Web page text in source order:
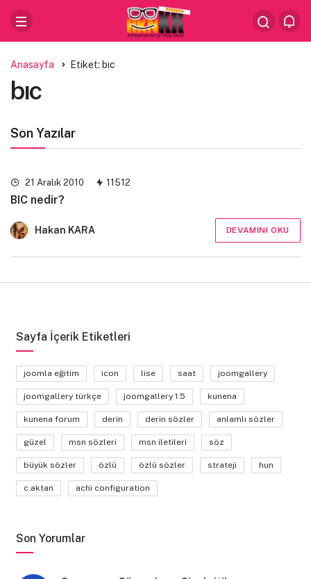
Anasayfa Etiket: bıc
bıc
Son Yazılar
21 Aralık 2010 11512
BIC nedir?
Hakan KARA DEVAMINI OKU
Sayfa İçerik Etiketleri
joomla eğitim icon lise saat joomgallery
joomgallery türkçe joomgallery 1.5 kunena
kunena forum derin derin sözler anlamlı sözler
güzel msn sözleri msn iletileri söz
büyük sözler özlü özlü sözler strateji hun
c.aktan achi configuration
Son Yorumlar